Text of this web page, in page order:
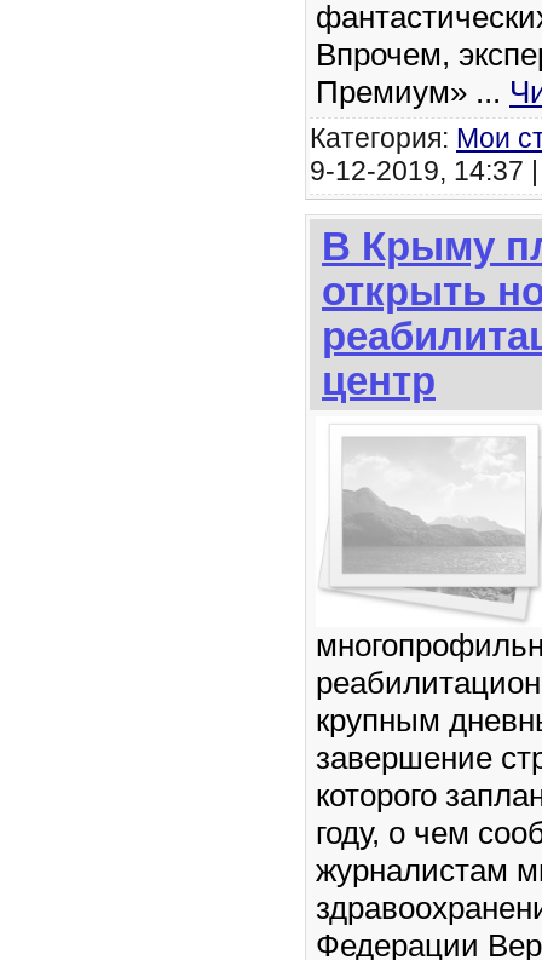
Впрочем,
Премиум» ...
Категория: Мои
9-12-2019, 14:37
В Крыму
открыть
центр
крупным
завершение
которого
году, о чем
журналистам
Федерации